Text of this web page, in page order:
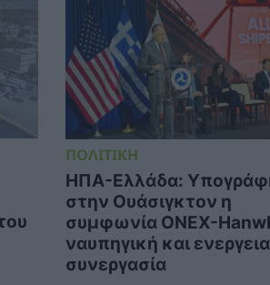
ΠΟΛΙΤΙΚΗ
ΗΠΑ-Ελλάδα:
στην Ουάσιγκτον η
συμφωνία ONEX-
ναυπηγική και
συνεργασία